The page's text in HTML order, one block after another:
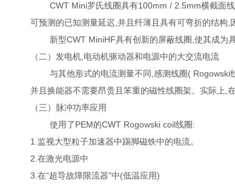
CWT Mini罗氏线圈具有100mm / 2.5mm横截面线
可预测的已知测量延迟,并且纤薄且具有可弯折的结构,
新型CWT MiniHF具有创新的屏蔽线圈,使其成为具
（二）发电机,电动机驱动器和电源中的大交流电流
与其他形式的电流测量不同,感测线圈( Rogowski线
并且换能器不需要昂贵且笨重的磁性线圈架。实际上,
（三）脉冲功率应用
使用了PEM的CWT Rogowski coil线圈:
1.监视大型粒子加速器中踢脚磁铁中的电流。
2.在激光电源中
3.在“超导故障限流器"中(低温应用)